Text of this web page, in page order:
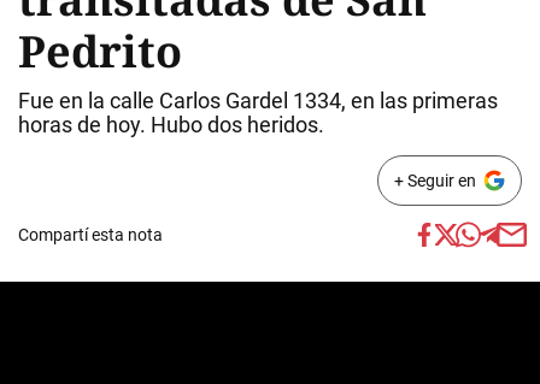
Pedrito
Fue en la calle Carlos Gardel 1334, en las primeras
horas de hoy. Hubo dos heridos.
+ Seguir en
Compartí esta nota